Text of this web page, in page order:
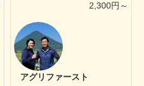
2,300円～
アグリファースト